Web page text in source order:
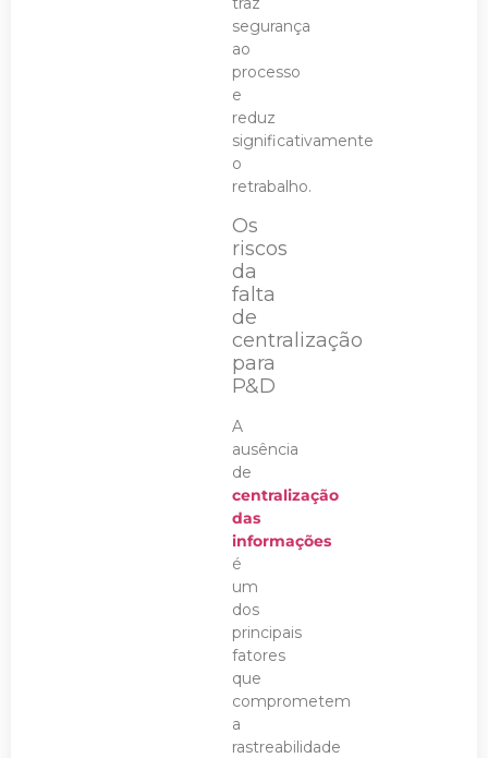
segurança
ao
processo
e
reduz
significativamente
o
retrabalho.
Os
riscos
da
falta
de
centralização
para
P&D
A
ausência
de
centralização
das
informações
é
um
dos
principais
fatores
que
comprometem
a
rastreabilidade